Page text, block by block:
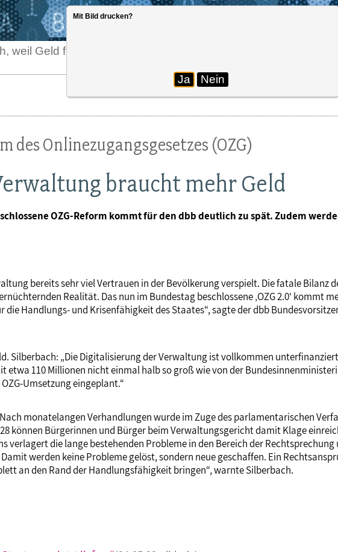
weil Geld fehlt, beklagt dbb Chef Ulrich Silberbach.
des Onlinezugangsgesetzes (OZG)
braucht mehr Geld
OZG-Reform kommt für den dbb deutlich zu spät. Zudem
bereits sehr viel Vertrauen in der Bevölkerung verspielt. Die fatale Bilanz
Realität. Das nun im Bundestag beschlossene ‚OZG 2.0‘ kommt
Handlungs- und Krisenfähigkeit des Staates“, sagte der dbb
Silberbach: „Die Digitalisierung der Verwaltung ist vollkommen
etwa 110 Millionen nicht einmal halb so groß wie von der
Umsetzung eingeplant.“
monatelangen Verhandlungen wurde im Zuge des parlamentarischen
können Bürgerinnen und Bürger beim Verwaltungsgericht damit Klage
verlagert die lange bestehenden Probleme in den Bereich der
werden keine Probleme gelöst, sondern neue geschaffen. Ein
an den Rand der Handlungsfähigkeit bringen“, warnte Silberbach.
Mit Bild drucken?
Ja Nein